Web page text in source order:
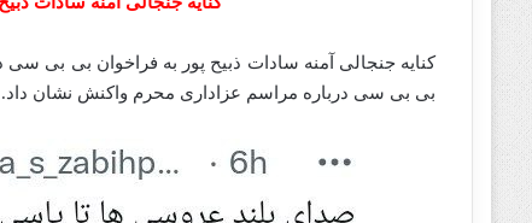
کنایه جنجالی آمنه سادات ذبیح پور به فراخوان بی بی سی
بی بی سی درباره مراسم عزاداری محرم واکنش نشان داد.